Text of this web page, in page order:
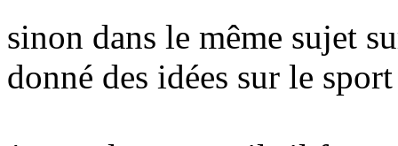
sinon dans le même sujet
donné des idées sur le